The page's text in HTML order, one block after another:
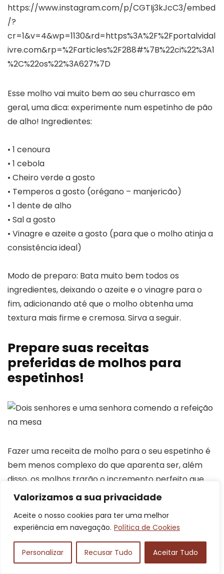
Valorizamos a sua privacidade
Aceite o nosso cookies para ter uma melhor
experiência em navegação. Política de Cookies
Personalizar Recusar Tudo Aceitar Tudo
https://www.instagram.com/p/CGTIj3kJcC3/embed
/?
cr=1&v=4&wp=1130&rd=https%3A%2F%2Fportalvidal
ivre.com&rp=%2Farticles%2F288#%7B%22ci%22%3A1
%2C%22os%22%3A627%7D
Esse molho vai muito bem ao seu churrasco em
geral, uma dica: experimente num espetinho de pão
de alho! Ingredientes:
• 1 cenoura
• 1 cebola
• Cheiro verde a gosto
• Temperos a gosto (orégano – manjericão)
• 1 dente de alho
• Sal a gosto
• Vinagre e azeite a gosto (para que o molho atinja a
consistência ideal)
Modo de preparo: Bata muito bem todos os
ingredientes, deixando o azeite e o vinagre para o
fim, adicionando até que o molho obtenha uma
textura mais firme e cremosa. Sirva a seguir.
Prepare suas receitas
preferidas de molhos para
espetinhos!
Fazer uma receita de molho para o seu espetinho é
bem menos complexo do que aparenta ser, além
disso, os molhos trarão o incremento perfeito que
você procura em seu churrasco, dando o toque final
prato.
Depois da apresentação desse compilado de
receitas de molhos de churrasco e para espetinho